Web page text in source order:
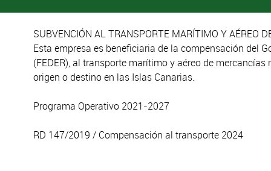
SUBVENCIÓN AL TRANSPORTE MARÍTIMO Y AÉREO
Esta empresa es beneficiaria de la compensación del
(FEDER), al transporte marítimo y aéreo de
origen o destino en las Islas Canarias.
Programa Operativo 2021-2027
RD 147/2019 / Compensación al transporte 2024